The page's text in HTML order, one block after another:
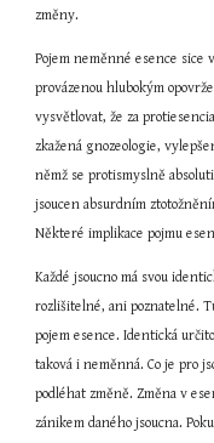
změny.
Pojem neměnné esence sice
provázenou hlubokým
vysvětlovat, že za
zkažená gnozeologie,
němž se protismyslně
jsoucen absurdním
Některé implikace pojmu
Každé jsoucno má svou
rozlišitelné, ani poznatelné.
pojem esence. Identická
taková i neměnná. Co je pro
podléhat změně. Změna v
zánikem daného jsoucna.